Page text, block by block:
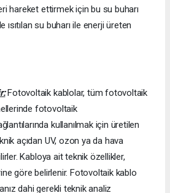
hareket ettirmek için bu su buharı
ısıtılan su buharı ile enerji üreten
Fotovoltaik kablolar, tüm fotovoltaik
fotovoltaik
kullanılmak için üretilen
açıdan UV, ozon ya da hava
Kabloya ait teknik özellikler,
göre belirlenir. Fotovoltaik kablo
dahi gerekli teknik analiz